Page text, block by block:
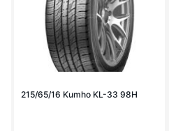
215/65/16 Kumho KL-33 98H